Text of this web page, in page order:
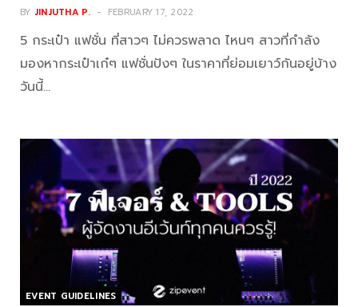
BY JINJUTHA P. FEBRUARY 17, 2022
5 กระเป๋า แฟชั่น ที่สาวๆ ไม่ควรพลาด ไหนๆ สาวที่กำลัง
มองหากระเป๋าเก๋ๆ แฟชั่นปังๆ ในราคาที่ย่อมเยาว์กันอยู่บ้าง
วันนี้…
EVENT GUIDELINES